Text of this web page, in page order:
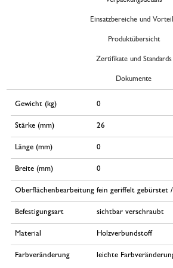
Einsatzbereiche und
Produktübersicht
Zertifikate und Standards
Dokumente
Gewicht (kg) 0
Stärke (mm) 26
Länge (mm) 0
Breite (mm) 0
Oberflächenbearbeitung fein geriffelt gebürstet
Befestigungsart sichtbar verschraubt
Material Holzverbundstoff
Farbveränderung leichte